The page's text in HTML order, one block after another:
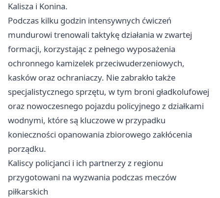
Kalisza i Konina.
Podczas kilku godzin intensywnych ćwiczeń
mundurowi trenowali taktykę działania w zwartej
formacji, korzystając z pełnego wyposażenia
ochronnego kamizelek przeciwuderzeniowych,
kasków oraz ochraniaczy. Nie zabrakło także
specjalistycznego sprzętu, w tym broni gładkolufowej
oraz nowoczesnego pojazdu policyjnego z działkami
wodnymi, które są kluczowe w przypadku
konieczności opanowania zbiorowego zakłócenia
porządku.
Kaliscy policjanci i ich partnerzy z regionu
przygotowani na wyzwania podczas meczów
piłkarskich